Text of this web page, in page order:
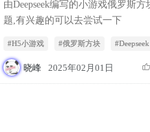
由Deepseek编写的小游戏俄罗斯
题,有兴趣的可以去尝试一下
#H5小游戏 #俄罗斯方块 #Deepseek
晓峰 2025年02月01日